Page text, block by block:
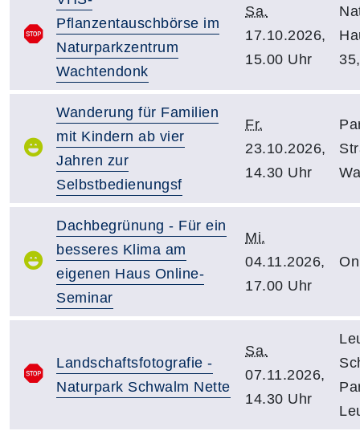
Pflanzentauschbörse im
Naturparkzentrum
Wachtendonk
Sa.
17.10.2026,
15.00 Uhr
Wanderung für Familien
mit Kindern ab vier
Jahren zur
Selbstbedienungsf
Fr.
23.10.2026,
14.30 Uhr
Dachbegrünung - Für ein
besseres Klima am
eigenen Haus Online-
Seminar
Mi.
04.11.2026,
17.00 Uhr
Landschaftsfotografie -
Naturpark Schwalm Nette
Sa.
07.11.2026,
14.30 Uhr